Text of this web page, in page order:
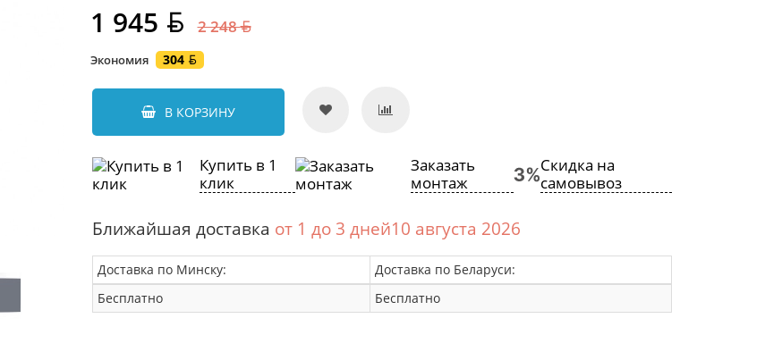
1 945 2 248
Экономия 304
В КОРЗИНУ
Купить в 1
клик
Заказать
монтаж
Скидка на
самовывоз
Ближайшая доставка от 1 до 3 дней10 августа 2026
Доставка по Минску:
Доставка по Беларуси:
Бесплатно
Бесплатно